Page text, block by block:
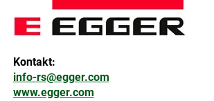
Kontakt:
info-rs@egger.com
www.egger.com